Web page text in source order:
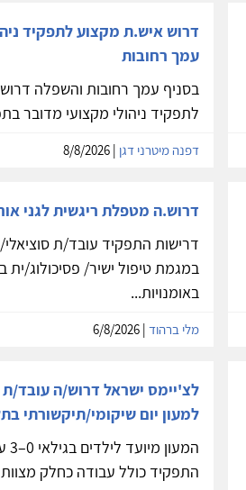
דרוש איש.ת מקצוע לתפקיד
עמך רחובות
בסניף עמך רחובות והשפלה
לתפקיד ניהולי מקצועי מדובר
דפנה מיטרני דגן | 8/8/2026
דרוש.ה מטפלת ריגשית לגני
דרישות התפקיד עובד/ת
במגמת טיפול ישיר/ פסיכולוג/
באומנויות...
מלי ברהוד | 6/8/2026
לצ'יימס ישראל דרוש/ה עובד/ת
למעון יום שיקומי/תיקשורתי
התפקיד כולל עבודה כחלק מצוות